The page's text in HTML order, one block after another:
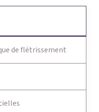
de flétrissement